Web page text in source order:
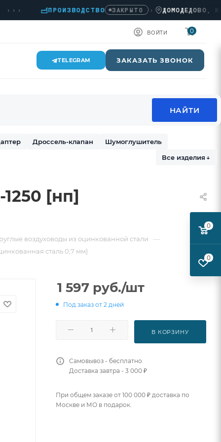
ПРОИЗВОДСТВО ЗАКРЫТО › ДОМОДЕДОВО,
ВОЙТИ 0
TELEGRAM ЗАКАЗАТЬ ЗВОНОК
Дроссель-клапан
Шумоглушитель
Все изделия ↓
[нп]
воздуховоды из оцинкованной стали —
сталь 0,7 мм)
1 597 руб./шт
Под заказ от 2 дней
В КОРЗИНУ
Самовывоз - бесплатно
Доставка завтра - 3 000 ₽
При общем заказе от 100 000 ₽ доставка по
Москве и МО в подарок.
0
0